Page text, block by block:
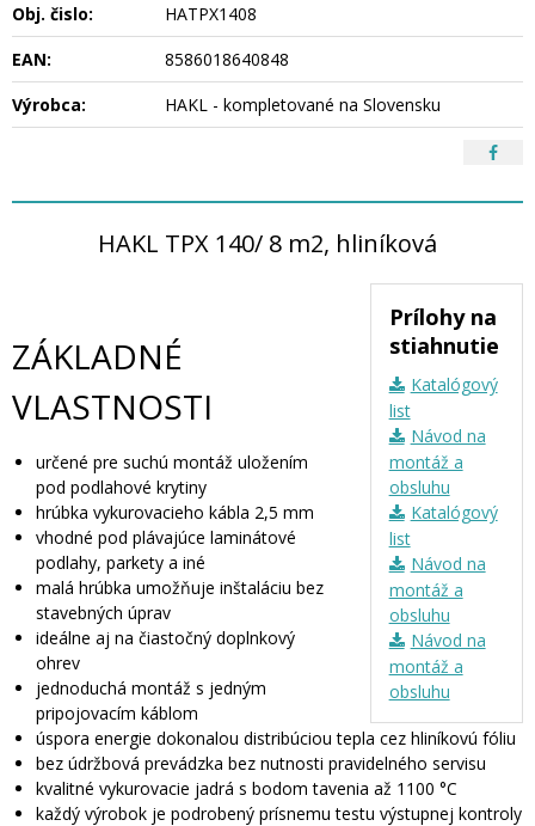
Obj. čislo:
HATPX1408
EAN:
8586018640848
Výrobca:
HAKL - kompletované na Slovensku
HAKL TPX 140/ 8 m2, hliníková
Prílohy na
stiahnutie
Katalógový
list
Návod na
montáž a
obsluhu
Katalógový
list
Návod na
montáž a
obsluhu
Návod na
montáž a
obsluhu
ZÁKLADNÉ
VLASTNOSTI
určené pre suchú montáž uložením
pod podlahové krytiny
hrúbka vykurovacieho kábla 2,5 mm
vhodné pod plávajúce laminátové
podlahy, parkety a iné
malá hrúbka umožňuje inštaláciu bez
stavebných úprav
ideálne aj na čiastočný doplnkový
ohrev
jednoduchá montáž s jedným
pripojovacím káblom
úspora energie dokonalou distribúciou tepla cez hliníkovú fóliu
bez údržbová prevádzka bez nutnosti pravidelného servisu
kvalitné vykurovacie jadrá s bodom tavenia až 1100 °C
každý výrobok je podrobený prísnemu testu výstupnej kontroly